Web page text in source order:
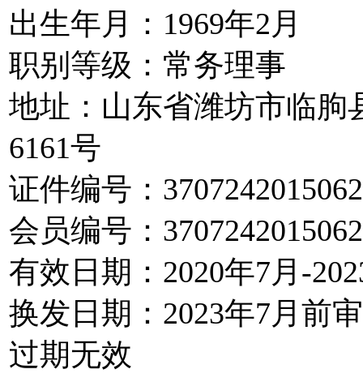
出生年月：1969年2月
职别等级：常务理事
地址：山东省潍坊市临朐
6161号
证件编号：
会员编号：
有效日期：2020年7月-
换发日期：2023年7月前
过期无效